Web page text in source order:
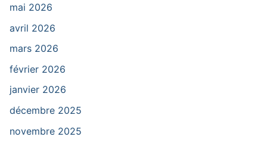
mai 2026
avril 2026
mars 2026
février 2026
janvier 2026
décembre 2025
novembre 2025